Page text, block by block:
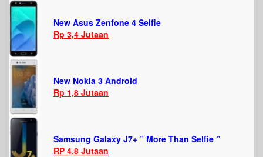
New Asus Zenfone 4 Selfie
Rp 3,4 Jutaan
New Nokia 3 Android
Rp 1,8 Jutaan
Samsung Galaxy J7+ ” More Than Selfie ”
RP 4,8 Jutaan